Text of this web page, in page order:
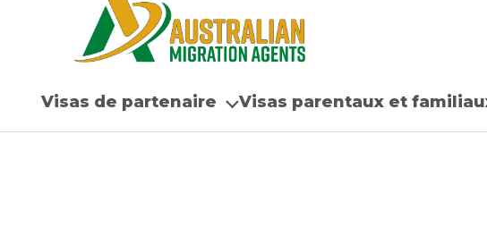
Visas de partenaire Visas parentaux et